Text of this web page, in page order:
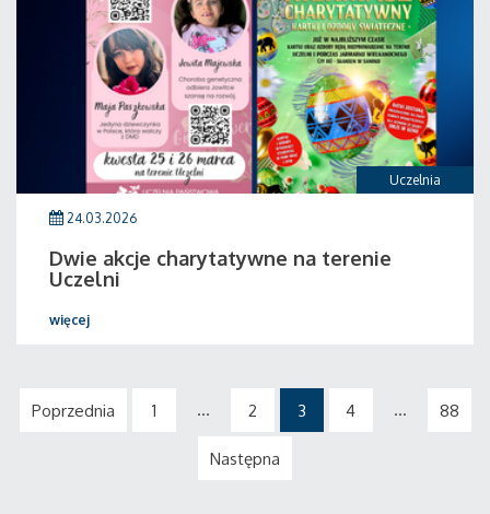
Uczelnia
24.03.2026
Dwie akcje charytatywne na terenie
Uczelni
więcej
Poprzednia 1 ... 2 3 4 ... 88
Następna